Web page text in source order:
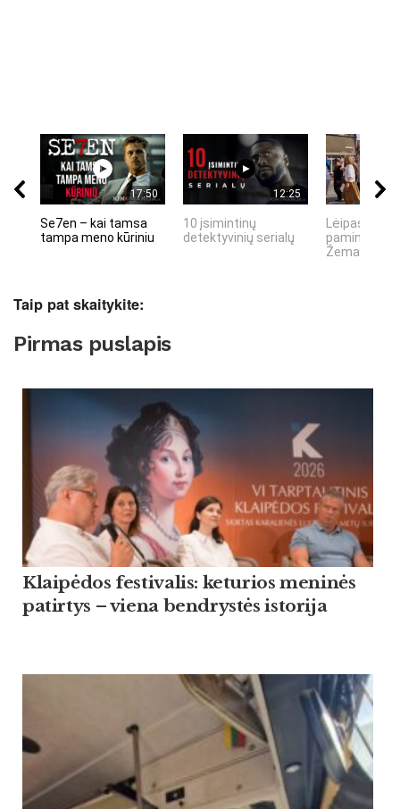
17:50
Se7en – kai tamsa
tampa meno kūriniu
12:25
10 įsimintinų
detektyvinių serialų
Lėipas 13 d.
paminiejuom
Žemaitiu
Taip pat skaitykite:
Pirmas puslapis
Klaipėdos festivalis: keturios meninės
patirtys – viena bendrystės istorija